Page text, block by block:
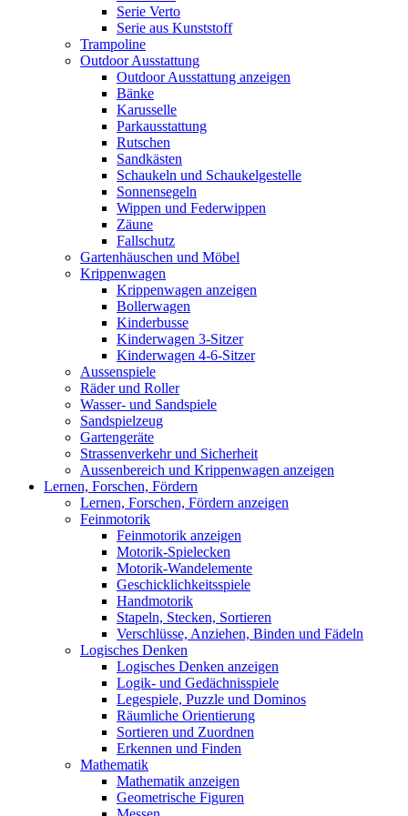
Serie Verto
Serie aus Kunststoff
Trampoline
Outdoor Ausstattung
Outdoor Ausstattung anzeigen
Bänke
Karusselle
Parkausstattung
Rutschen
Sandkästen
Schaukeln und Schaukelgestelle
Sonnensegeln
Wippen und Federwippen
Zäune
Fallschutz
Gartenhäuschen und Möbel
Krippenwagen
Krippenwagen anzeigen
Bollerwagen
Kinderbusse
Kinderwagen 3-Sitzer
Kinderwagen 4-6-Sitzer
Aussenspiele
Räder und Roller
Wasser- und Sandspiele
Sandspielzeug
Gartengeräte
Strassenverkehr und Sicherheit
Aussenbereich und Krippenwagen anzeigen
Lernen, Forschen, Fördern
Lernen, Forschen, Fördern anzeigen
Feinmotorik
Feinmotorik anzeigen
Motorik-Spielecken
Motorik-Wandelemente
Geschicklichkeitsspiele
Handmotorik
Stapeln, Stecken, Sortieren
Verschlüsse, Anziehen, Binden und Fädeln
Logisches Denken
Logisches Denken anzeigen
Logik- und Gedächnisspiele
Legespiele, Puzzle und Dominos
Räumliche Orientierung
Sortieren und Zuordnen
Erkennen und Finden
Mathematik
Mathematik anzeigen
Geometrische Figuren